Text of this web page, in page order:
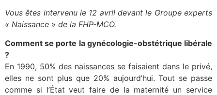
Vous êtes intervenu le 12 avril devant le Groupe experts
« Naissance » de la FHP-MCO.
Comment se porte la gynécologie-obstétrique libérale
?
En 1990, 50% des naissances se faisaient dans le privé,
elles ne sont plus que 20% aujourd’hui. Tout se passe
comme si l’État veut faire de la maternité un service